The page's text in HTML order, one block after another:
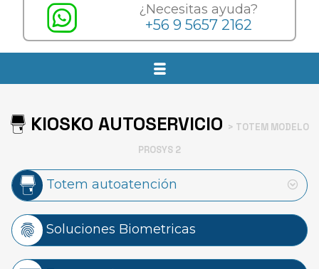
¿Necesitas ayuda?
+56 9 5657 2162
KIOSKO AUTOSERVICIO > TOTEM MODELO
PROSYS 2
Totem autoatención
Soluciones Biometricas